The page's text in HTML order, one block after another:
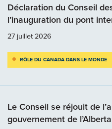
Déclaration du Conseil
l’inauguration du pont
27 juillet 2026
RÔLE DU CANADA DANS LE MONDE
Le Conseil se réjouit de
gouvernement de l’Alberta